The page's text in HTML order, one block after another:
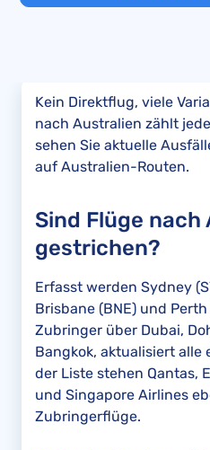
Kein Direktflug, viele
nach Australien zählt
sehen Sie aktuelle
auf Australien-Routen.
Sind Flüge nach
gestrichen?
Erfasst werden Sydney
Brisbane (BNE) und Perth
Zubringer über Dubai,
Bangkok, aktualisiert alle
der Liste stehen Qantas,
und Singapore Airlines
Zubringerflüge.